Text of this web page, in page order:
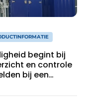
begint bij
en controle
bij een